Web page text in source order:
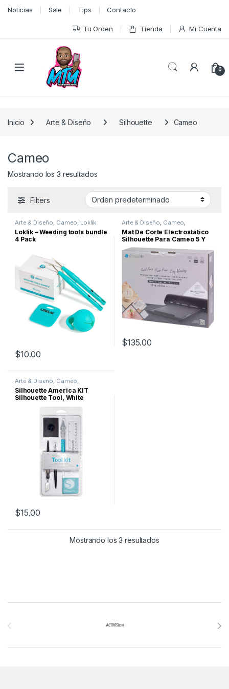
Skip to navigation
Skip to content
Noticias Sale Tips Contacto
Tu Orden Tienda Mi Cuenta
0
Inicio Arte & Diseño Silhouette Cameo
Cameo
Mostrando los 3 resultados
Filters
Arte & Diseño, Cameo, Loklik
Loklik – Weeding tools bundle
4 Pack
$10.00
Arte & Diseño, Cameo,
Silhouette
Mat De Corte Electrostático
Silhouette Para Cameo 5 Y
Cameo 5 Plus 12 x 12”
$135.00
Arte & Diseño Cameo
Silhouette
Silhouette America KIT
Silhouette Tool, White
$15.00
Mostrando los 3 resultados